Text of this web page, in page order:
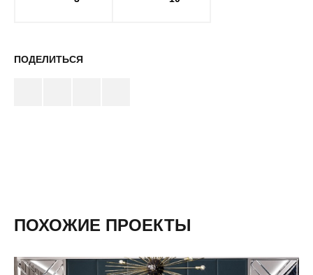
ПОДЕЛИТЬСЯ
ПОХОЖИЕ ПРОЕКТЫ